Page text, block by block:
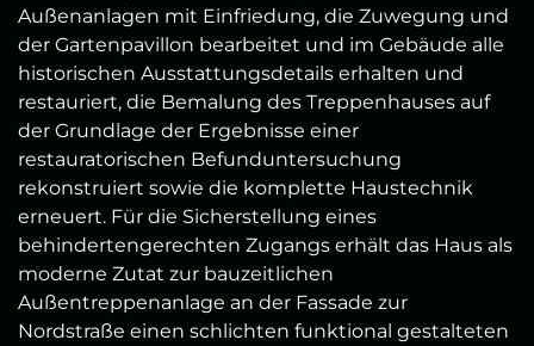
Außenanlagen mit Einfriedung, die Zuwegung und
der Gartenpavillon bearbeitet und im Gebäude alle
historischen Ausstattungsdetails erhalten und
restauriert, die Bemalung des Treppenhauses auf
der Grundlage der Ergebnisse einer
restauratorischen Befunduntersuchung
rekonstruiert sowie die komplette Haustechnik
erneuert. Für die Sicherstellung eines
behindertengerechten Zugangs erhält das Haus als
moderne Zutat zur bauzeitlichen
Außentreppenanlage an der Fassade zur
Nordstraße einen schlichten funktional gestalteten